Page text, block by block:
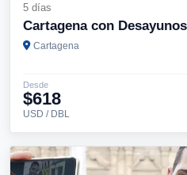
5 días
Cartagena con Desayunos
Cartagena
Desde
$618
USD / DBL